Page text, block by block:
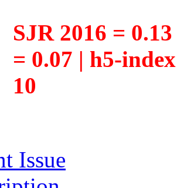
SJR 2016 =
= 0.07 | h5-
10
Issue